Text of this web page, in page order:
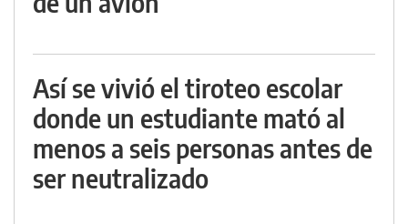
Así se vivió el tiroteo escolar
donde un estudiante mató al
menos a seis personas antes de
ser neutralizado